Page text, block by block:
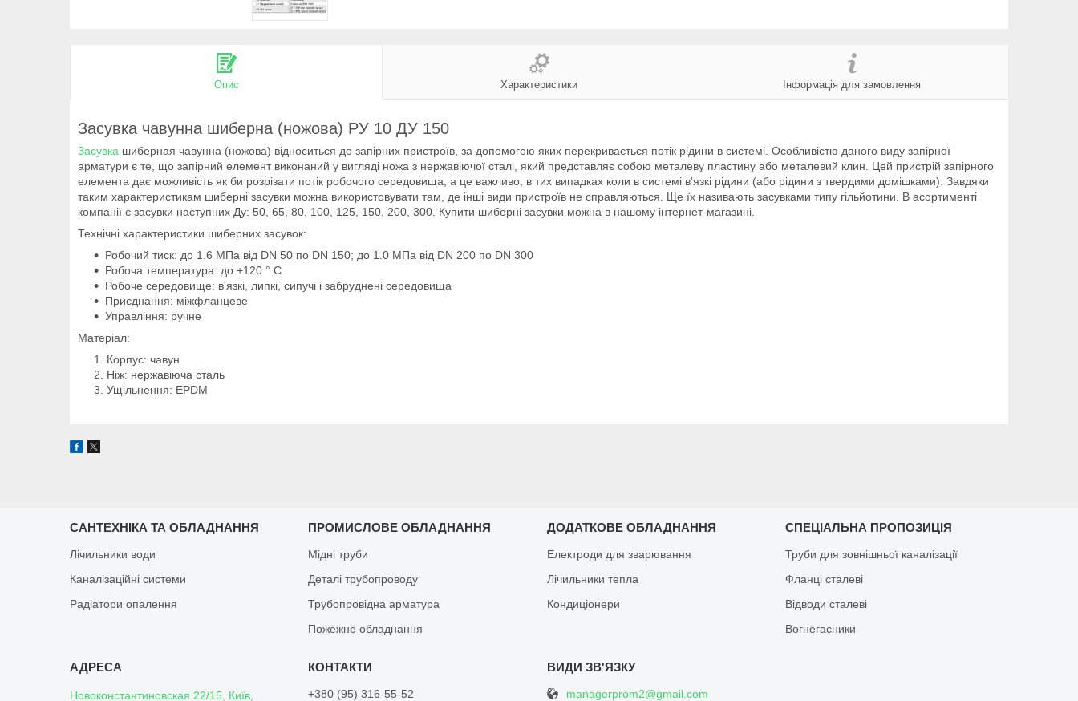
Опис Характеристики Інформація для замовлення
Засувка чавунна шиберна (ножова) РУ 10 ДУ 150
Засувка шиберная чавунна (ножова) відноситься до запірних пристроїв, за допомогою яких перекривається потік рідини в системі. Особливістю даного виду запірної
арматури є те, що запірний елемент виконаний у вигляді ножа з нержавіючої сталі, який представляє собою металеву пластину або металевий клин. Цей пристрій запірного
елемента дає можливість як би розрізати потік робочого середовища, а це важливо, в тих випадках коли в системі в'язкі рідини (або рідини з твердими домішками). Завдяки
таким характеристикам шиберні засувки можна використовувати там, де інші види пристроїв не справляються. Ще їх називають засувками типу гільйотини. В асортименті
компанії є засувки наступних Ду: 50, 65, 80, 100, 125, 150, 200, 300. Купити шиберні засувки можна в нашому інтернет-магазині.
Технічні характеристики шиберних засувок:
Робочий тиск: до 1.6 МПа від DN 50 по DN 150; до 1.0 МПа від DN 200 по DN 300
Робоча температура: до +120 ° C
Робоче середовище: в'язкі, липкі, сипучі і забруднені середовища
Приєднання: міжфланцеве
Управління: ручне
Матеріал:
Корпус: чавун
Ніж: нержавіюча сталь
Ущільнення: EPDM
САНТЕХНІКА ТА ОБЛАДНАННЯ
Лічильники води
Каналізаційні системи
Радіатори опалення
ПРОМИСЛОВЕ ОБЛАДНАННЯ
Мідні труби
Деталі трубопроводу
Трубопровідна арматура
Пожежне обладнання
ДОДАТКОВЕ ОБЛАДНАННЯ
Електроди для зварювання
Лічильники тепла
Кондиціонери
СПЕЦІАЛЬНА ПРОПОЗИЦІЯ
Труби для зовнішньої каналізації
Фланці сталеві
Відводи сталеві
Вогнегасники
Новоконстантиновская 22/15, Київ, +380 (95) 316-55-52 managerprom2@gmail.com